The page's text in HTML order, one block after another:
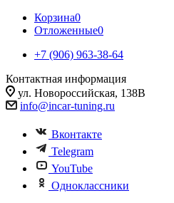
Корзина0
Отложенные0
+7 (906) 963-38-64
Контактная информация
ул. Новороссийская, 138В
info@incar-tuning.ru
Вконтакте
Telegram
YouTube
Одноклассники